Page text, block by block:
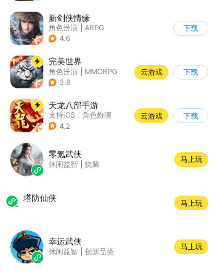
新剑侠情缘
角色扮演
ARPG
| 武侠
4.6
下载
完美世界
角色扮演
MMORPG
| 奇幻
3.6
云游戏 下载
天龙八部手游
支持iOS
角色扮演
| MMORPG
4.2
云游戏 下载
零氪武侠
休闲益智 烧脑
马上玩
塔防仙侠
马上玩
幸运武侠
休闲益智 创新品类
马上玩